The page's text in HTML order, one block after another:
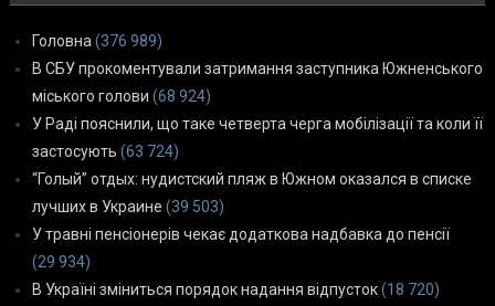
Головна (376 989)
В СБУ прокоментували затримання заступника Южненського
міського голови (68 924)
У Раді пояснили, що таке четверта черга мобілізації та коли її
застосують (63 724)
“Голый” отдых: нудистский пляж в Южном оказался в списке
лучших в Украине (39 503)
У травні пенсіонерів чекає додаткова надбавка до пенсії
(29 934)
В Україні зміниться порядок надання відпусток(18 720)